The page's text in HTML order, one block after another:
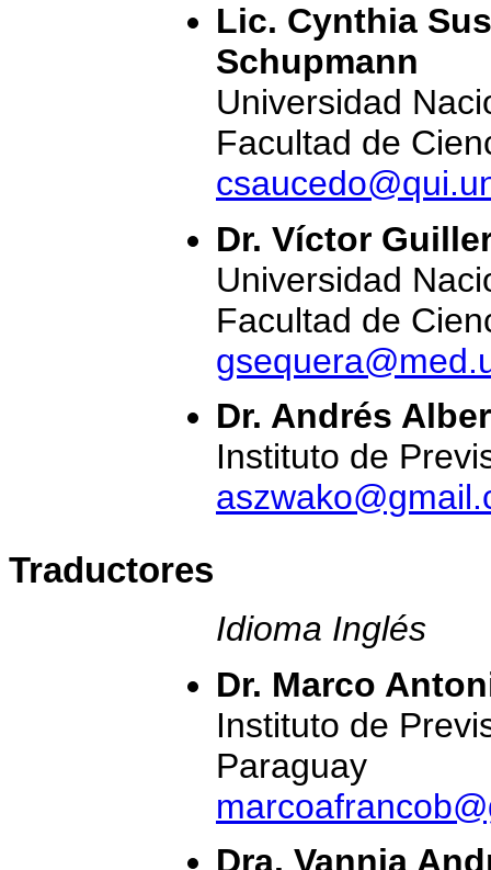
Lic. Cynthia
Schupmann
Universidad
Facultad de
Dr. Víctor
Universidad
Facultad de
Dr. Andrés
Instituto de
Traductores
Idioma Inglés
Dr. Marco
Instituto de
Paraguay
Dra. Vannia